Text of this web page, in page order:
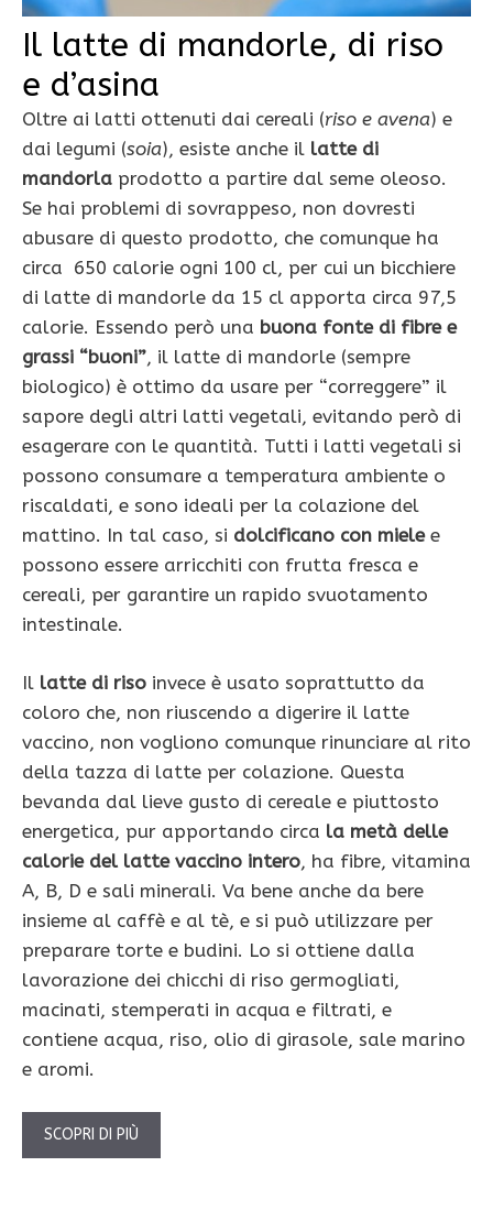
Il latte di mandorle, di riso
e d’asina
Oltre ai latti ottenuti dai cereali (riso e avena) e
dai legumi (soia), esiste anche il latte di
mandorla prodotto a partire dal seme oleoso.
Se hai problemi di sovrappeso, non dovresti
abusare di questo prodotto, che comunque ha
circa 650 calorie ogni 100 cl, per cui un bicchiere
di latte di mandorle da 15 cl apporta circa 97,5
calorie. Essendo però una buona fonte di fibre e
grassi “buoni”, il latte di mandorle (sempre
biologico) è ottimo da usare per “correggere” il
sapore degli altri latti vegetali, evitando però di
esagerare con le quantità. Tutti i latti vegetali si
possono consumare a temperatura ambiente o
riscaldati, e sono ideali per la colazione del
mattino. In tal caso, si dolcificano con mielee
possono essere arricchiti con frutta fresca e
cereali, per garantire un rapido svuotamento
intestinale.
Il latte di riso invece è usato soprattutto da
coloro che, non riuscendo a digerire il latte
vaccino, non vogliono comunque rinunciare al rito
della tazza di latte per colazione. Questa
bevanda dal lieve gusto di cereale e piuttosto
energetica, pur apportando circa la metà delle
calorie del latte vaccino intero, ha fibre, vitamina
A, B, D e sali minerali. Va bene anche da bere
insieme al caffè e al tè, e si può utilizzare per
preparare torte e budini. Lo si ottiene dalla
lavorazione dei chicchi di riso germogliati,
macinati, stemperati in acqua e filtrati, e
contiene acqua, riso, olio di girasole, sale marino
e aromi.
SCOPRI DI PIÙ